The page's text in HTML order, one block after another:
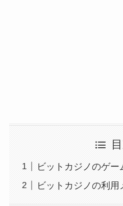
ビットカジノのゲ
ビットカジノの利用